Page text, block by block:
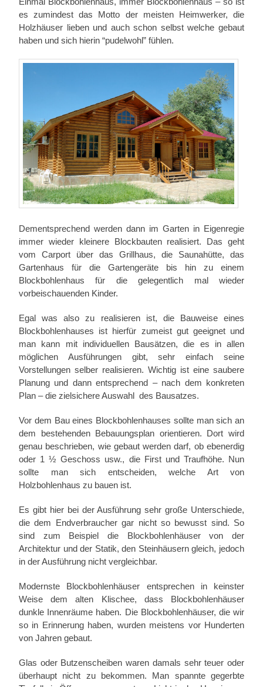
es zumindest das Motto der meisten Heimwerker, die
Holzhäuser lieben und auch schon selbst welche gebaut
haben und sich hierin “pudelwohl” fühlen.
Dementsprechend werden dann im Garten in Eigenregie
immer wieder kleinere Blockbauten realisiert. Das geht
vom Carport über das Grillhaus, die Saunahütte, das
Gartenhaus für die Gartengeräte bis hin zu einem
Blockbohlenhaus für die gelegentlich mal wieder
vorbeischauenden Kinder.
Egal was also zu realisieren ist, die Bauweise eines
Blockbohlenhauses ist hierfür zumeist gut geeignet und
man kann mit individuellen Bausätzen, die es in allen
möglichen Ausführungen gibt, sehr einfach seine
Vorstellungen selber realisieren. Wichtig ist eine saubere
Planung und dann entsprechend – nach dem konkreten
Plan – die zielsichere Auswahl des Bausatzes.
Vor dem Bau eines Blockbohlenhauses sollte man sich an
dem bestehenden Bebauungsplan orientieren. Dort wird
genau beschrieben, wie gebaut werden darf, ob ebenerdig
oder 1 ½ Geschoss usw., die First und Traufhöhe. Nun
sollte man sich entscheiden, welche Art von
Holzbohlenhaus zu bauen ist.
Es gibt hier bei der Ausführung sehr große Unterschiede,
die dem Endverbraucher gar nicht so bewusst sind. So
sind zum Beispiel die Blockbohlenhäuser von der
Architektur und der Statik, den Steinhäusern gleich, jedoch
in der Ausführung nicht vergleichbar.
Modernste Blockbohlenhäuser entsprechen in keinster
Weise dem alten Klischee, dass Blockbohlenhäuser
dunkle Innenräume haben. Die Blockbohlenhäuser, die wir
so in Erinnerung haben, wurden meistens vor Hunderten
von Jahren gebaut.
Glas oder Butzenscheiben waren damals sehr teuer oder
überhaupt nicht zu bekommen. Man spannte gegerbte